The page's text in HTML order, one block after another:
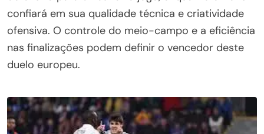
confiará em sua qualidade técnica e criatividade
ofensiva. O controle do meio-campo e a eficiência
nas finalizações podem definir o vencedor deste
duelo europeu.